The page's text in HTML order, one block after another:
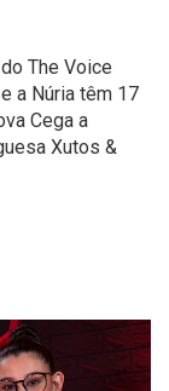
The Voice
a Núria têm 17
Cega a
Xutos &